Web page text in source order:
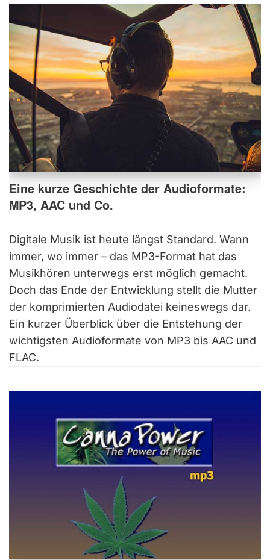
Eine kurze Geschichte der Audioformate:
MP3, AAC und Co.
Digitale Musik ist heute längst Standard. Wann
immer, wo immer – das MP3-Format hat das
Musikhören unterwegs erst möglich gemacht.
Doch das Ende der Entwicklung stellt die Mutter
der komprimierten Audiodatei keineswegs dar.
Ein kurzer Überblick über die Entstehung der
wichtigsten Audioformate von MP3 bis AAC und
FLAC.